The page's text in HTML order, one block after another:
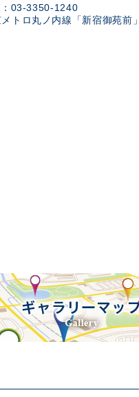
：03-3350-1240
トロ丸ノ内線「新宿御苑前